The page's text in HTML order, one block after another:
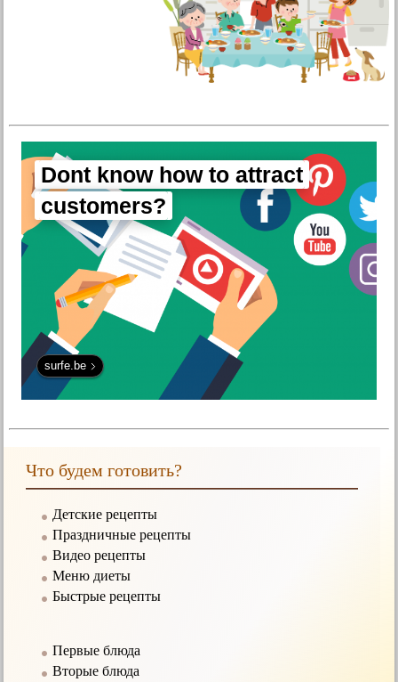
Dont know how to attract
customers?
surfe.be
Что будем готовить?
Детские рецепты
Праздничные рецепты
Видео рецепты
Меню диеты
Быстрые рецепты
Первые блюда
Вторые блюда